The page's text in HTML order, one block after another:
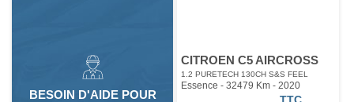
BESOIN D'AIDE POUR
CITROEN C5 AIRCROSS
1.2 PURETECH 130CH S&S FEEL
Essence - 32479 Km- 2020
TTC